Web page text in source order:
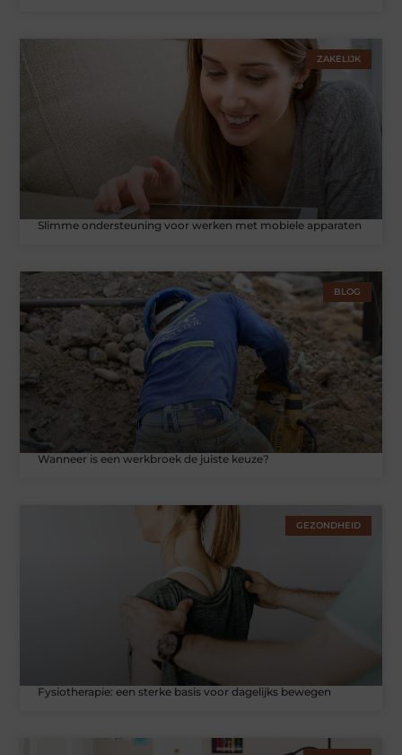
ZAKELIJK
Slimme ondersteuning voor werken met mobiele apparaten
BLOG
Wanneer is een werkbroek de juiste keuze?
GEZONDHEID
Fysiotherapie: een sterke basis voor dagelijks bewegen